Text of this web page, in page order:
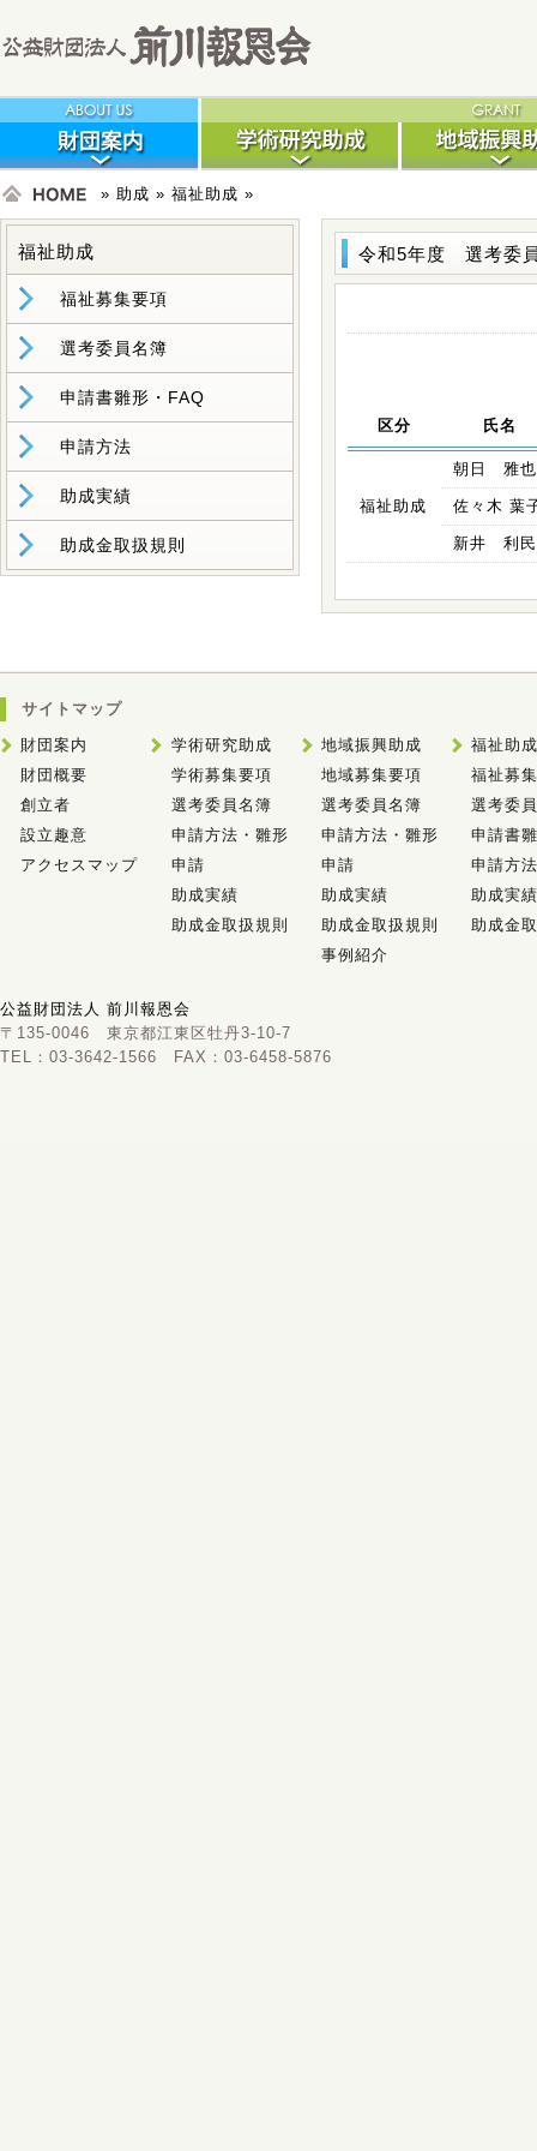
» 助成 » 福祉助成 »
福祉助成
福祉募集要項
選考委員名簿
申請書雛形・FAQ
申請方法
助成実績
助成金取扱規則
令和5年度 選考委
区分 氏名
福祉助成
朝日 雅也
佐々木 葉
新井 利民
サイトマップ
財団案内
財団概要
創立者
設立趣意
アクセスマップ
学術研究助成
学術募集要項
選考委員名簿
申請方法・雛形
申請
助成実績
助成金取扱規則
地域振興助成
地域募集要項
選考委員名簿
申請方法・雛形
申請
助成実績
助成金取扱規則
事例紹介
福祉助
福祉募
選考委
申請書
申請方
助成実
助成金
公益財団法人 前川報恩会
〒135-0046 東京都江東区牡丹3-10-7
TEL：03-3642-1566 FAX：03-6458-5876